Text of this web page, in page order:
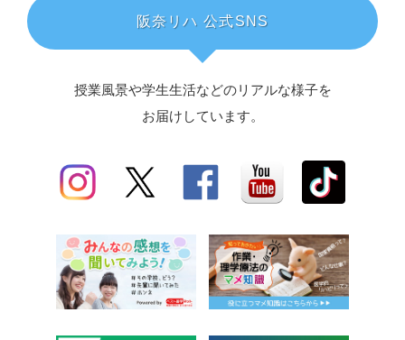
阪奈リハ 公式SNS
授業風景や学生生活などのリアルな様子を
お届けしています。